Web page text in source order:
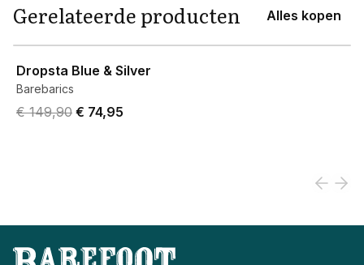
Gerelateerde producten Alles kopen
Dropsta Blue & Silver
Barebarics
Original price was € 149,90.
€ 149,90 Current price is € 74,95.
€ 74,95